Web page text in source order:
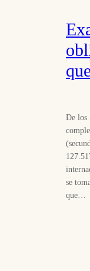
De los
se
que…